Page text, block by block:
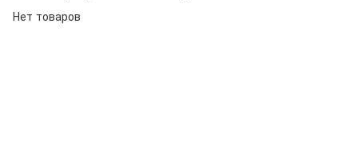
Нет товаров